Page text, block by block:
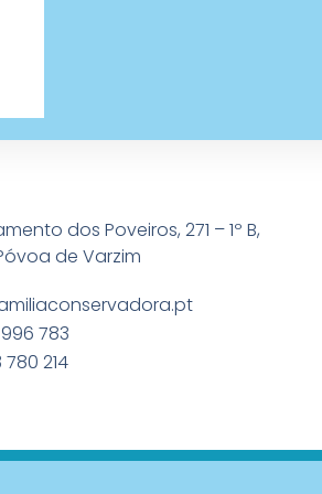
dos Poveiros, 271 – 1º B,
de Varzim
996 783
780 214